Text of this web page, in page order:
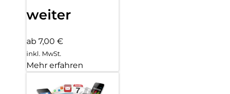
weiter
ab 7,00 €
inkl. MwSt.
Mehr erfahren